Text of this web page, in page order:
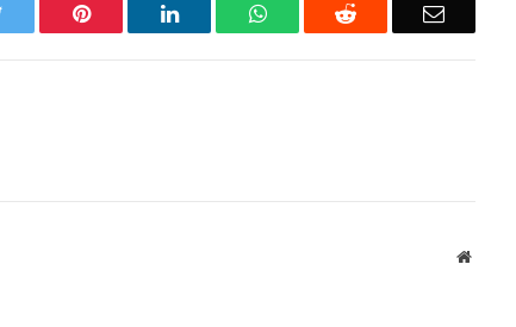
Twitter Pinterest LinkedIn WhatsAppReddit Email
Website